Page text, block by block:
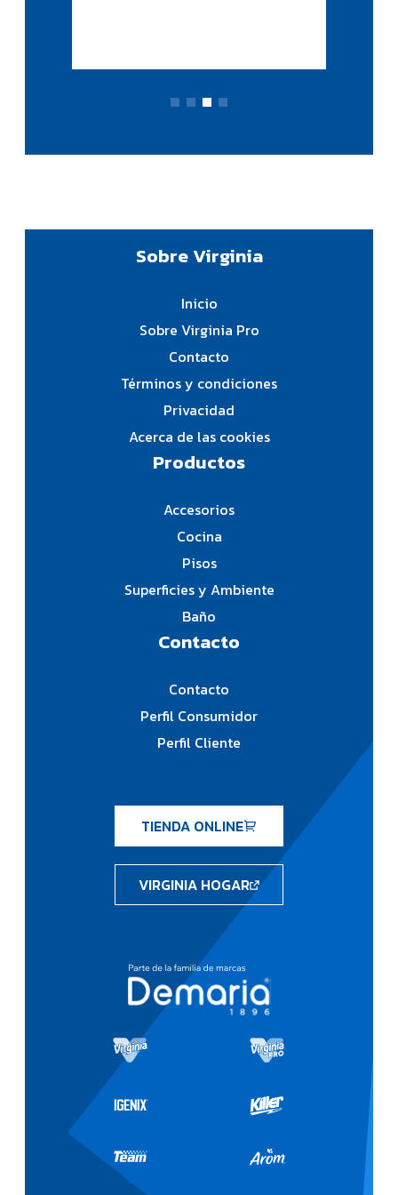
Sobre Virginia
Inicio
Sobre Virginia Pro
Contacto
Términos y condiciones
Privacidad
Acerca de las cookies
Productos
Accesorios
Cocina
Pisos
Superficies y Ambiente
Baño
Contacto
Contacto
Perfil Consumidor
Perfil Cliente
TIENDA ONLINE
VIRGINIA HOGAR